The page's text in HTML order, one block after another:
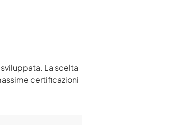
La scelta
certificazioni